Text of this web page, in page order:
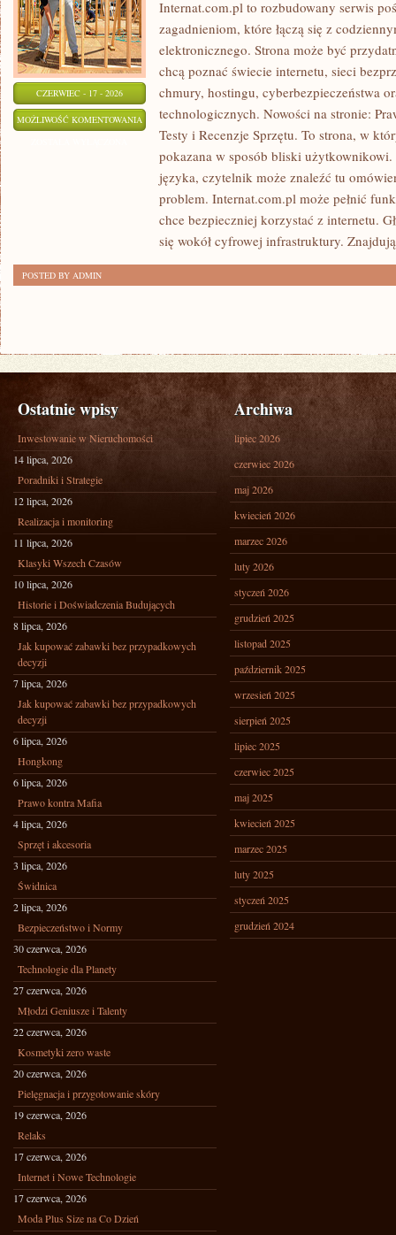
CZERWIEC - 17 - 2026
MOŻLIWOŚĆ KOMENTOWANIA INTERNET
NOWE
TECHNOLOGIE
Internat.com.pl to rozbudowany serwis
zagadnieniom, które łączą się z
elektronicznego. Strona może być
chcą poznać świecie internetu, sieci
chmury, hostingu, cyberbezpieczeństwa
technologicznych. Nowości na stronie:
Testy i Recenzje Sprzętu. To strona, w
pokazana w sposób bliski
języka, czytelnik może znaleźć tu
problem. Internat.com.pl może pełnić
chce bezpieczniej korzystać z internetu.
się wokół cyfrowej infrastruktury.
POSTED BY ADMIN
Ostatnie wpisy
Inwestowanie w Nieruchomości
14 lipca, 2026
Poradniki i Strategie
12 lipca, 2026
Realizacja i monitoring
11 lipca, 2026
Klasyki Wszech Czasów
10 lipca, 2026
Historie i Doświadczenia Budujących
8 lipca, 2026
Jak kupować zabawki bez przypadkowych
decyzji
7 lipca, 2026
Jak kupować zabawki bez przypadkowych
decyzji
6 lipca, 2026
Hongkong
6 lipca, 2026
Prawo kontra Mafia
4 lipca, 2026
Sprzęt i akcesoria
3 lipca, 2026
Świdnica
2 lipca, 2026
Bezpieczeństwo i Normy
30 czerwca, 2026
Technologie dla Planety
27 czerwca, 2026
Młodzi Geniusze i Talenty
22 czerwca, 2026
Kosmetyki zero waste
20 czerwca, 2026
Pielęgnacja i przygotowanie skóry
19 czerwca, 2026
Relaks
17 czerwca, 2026
Internet i Nowe Technologie
17 czerwca, 2026
Moda Plus Size na Co Dzień
Archiwa
lipiec 2026
czerwiec 2026
maj 2026
kwiecień 2026
marzec 2026
luty 2026
styczeń 2026
grudzień 2025
listopad 2025
październik 2025
wrzesień 2025
sierpień 2025
lipiec 2025
czerwiec 2025
maj 2025
kwiecień 2025
marzec 2025
luty 2025
styczeń 2025
grudzień 2024